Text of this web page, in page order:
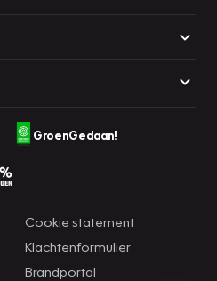
GroenGedaan!
Cookie statement
Klachtenformulier
Brandportal